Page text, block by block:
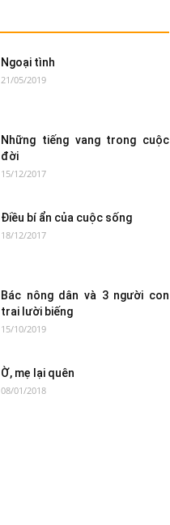
Ngoại tình
21/05/2019
Những tiếng vang trong cuộc
đời
15/12/2017
Điều bí ẩn của cuộc sống
18/12/2017
Bác nông dân và 3 người con
trai lười biếng
15/10/2019
Ờ, mẹ lại quên
08/01/2018